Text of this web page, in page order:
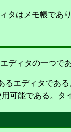
タはメモ帳であ
ディタの一つであ
るエディタであ
可能である。タ